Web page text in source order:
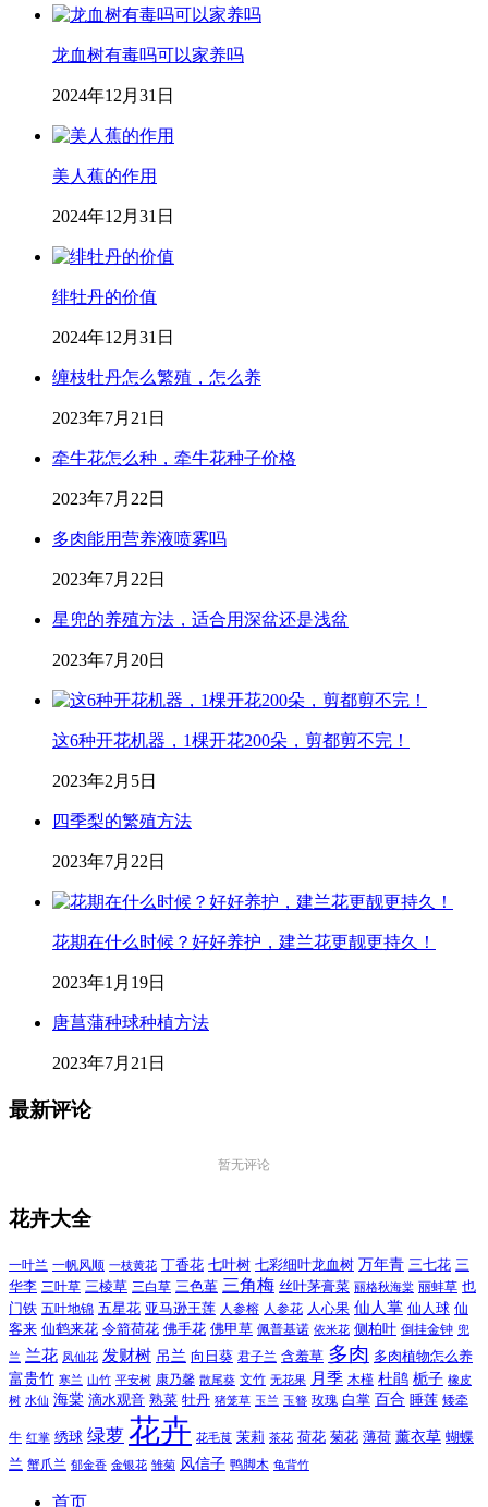
龙血树有毒吗可以家养吗
2024年12月31日
美人蕉的作用
2024年12月31日
绯牡丹的价值
2024年12月31日
缠枝牡丹怎么繁殖，怎么养
2023年7月21日
牵牛花怎么种，牵牛花种子价格
2023年7月22日
多肉能用营养液喷雾吗
2023年7月22日
星兜的养殖方法，适合用深盆还是浅盆
2023年7月20日
这6种开花机器，1棵开花200朵，剪都剪不完！
2023年2月5日
四季梨的繁殖方法
2023年7月22日
花期在什么时候？好好养护，建兰花更靓更持久！
2023年1月19日
唐菖蒲种球种植方法
2023年7月21日
最新评论
暂无评论
花卉大全
一叶兰 一帆风顺 一枝黄花 丁香花 七叶树 七彩细叶龙血树 万年青 三七花 三
华李 三叶草 三棱草 三白草 三色堇 三角梅 丝叶茅膏菜 丽格秋海棠 丽蚌草 也
门铁 五叶地锦 五星花 亚马逊王莲 人参榕 人参花 人心果 仙人掌 仙人球 仙
客来 仙鹤来花 令箭荷花 佛手花 佛甲草 佩普基诺 依米花 侧柏叶 倒挂金钟 兜
兰 兰花 凤仙花 发财树 吊兰 向日葵 君子兰 含羞草 多肉 多肉植物怎么养
富贵竹 寒兰 山竹 平安树 康乃馨 散尾葵 文竹 无花果 月季 木槿 杜鹃 栀子 橡皮
树 水仙 海棠 滴水观音 熟菜 牡丹 猪笼草 玉兰 玉簪 玫瑰 白掌 百合 睡莲 矮牵
牛 红掌 绣球 绿萝 花卉 花毛茛 茉莉 茶花 荷花 菊花 薄荷 薰衣草 蝴蝶
兰 蟹爪兰 郁金香 金银花 雏菊 风信子 鸭脚木 龟背竹
首页